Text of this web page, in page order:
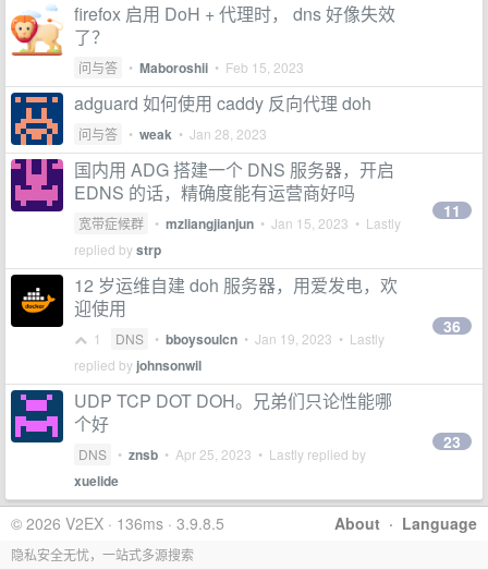
firefox 启用 DoH + 代理时， dns 好像失效
了？
问与答 • Maboroshii • Feb 15, 2023
adguard 如何使用 caddy 反向代理 doh
问与答 • weak • Jan 28, 2023
国内用 ADG 搭建一个 DNS 服务器，开启
EDNS 的话，精确度能有运营商好吗
宽带症候群 • mzliangjianjun • Jan 15, 2023 • Lastly
replied bystrp
11
12 岁运维自建 doh 服务器，用爱发电，欢
迎使用
1 DNS • bboysoulcn • Jan 19, 2023 • Lastly
replied by johnsonwil
36
UDP TCP DOT DOH。兄弟们只论性能哪
个好
DNS • znsb • Apr 25, 2023 • Lastly replied by
xuelide
23
About · Language
© 2026 V2EX · 136ms · 3.9.8.5
隐私安全无忧，一站式多源搜索